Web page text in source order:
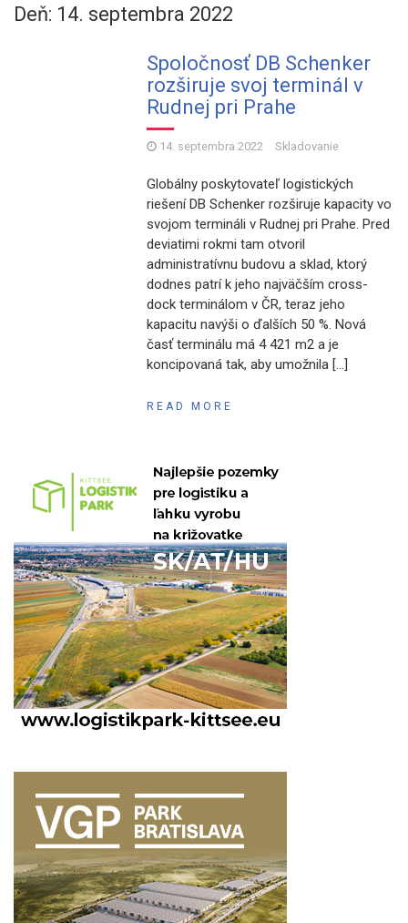
Deň: 14. septembra 2022
Spoločnosť DB Schenker
rozširuje svoj terminál v
Rudnej pri Prahe
14. septembra 2022 Skladovanie
Globálny poskytovateľ logistických
riešení DB Schenker rozširuje kapacity vo
svojom termináli v Rudnej pri Prahe. Pred
deviatimi rokmi tam otvoril
administratívnu budovu a sklad, ktorý
dodnes patrí k jeho najväčším cross-
dock terminálom v ČR, teraz jeho
kapacitu navýši o ďalších 50 %. Nová
časť terminálu má 4 421 m2 a je
koncipovaná tak, aby umožnila […]
READ MORE